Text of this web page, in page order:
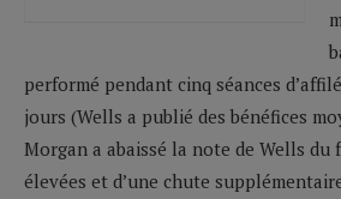
performé pendant cinq séances
jours (Wells a publié des bénéfices
Morgan a abaissé la note de Wells du
élevées et d’une chute